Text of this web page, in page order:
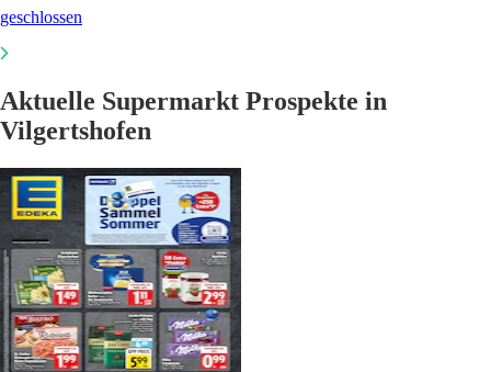
geschlossen
Aktuelle Supermarkt Prospekte in
Vilgertshofen